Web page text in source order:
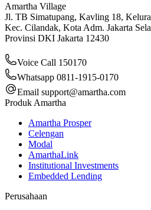
Amartha Village
Jl. TB Simatupang, Kavling 18,
Kec. Cilandak, Kota Adm. Jakarta
Provinsi DKI Jakarta 12430
Voice Call 150170
Whatsapp 0811-1915-0170
Email support@amartha.com
Produk Amartha
Amartha Prosper
Celengan
Modal
AmarthaLink
Institutional Investments
Embedded Lending
Perusahaan